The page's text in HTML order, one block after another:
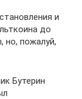
и
до
но, пожалуй,
Бутерин